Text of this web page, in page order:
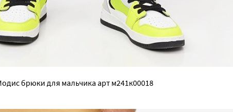
брюки для мальчика арт м241к00018